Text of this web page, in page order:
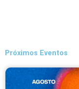
Próximos Eventos